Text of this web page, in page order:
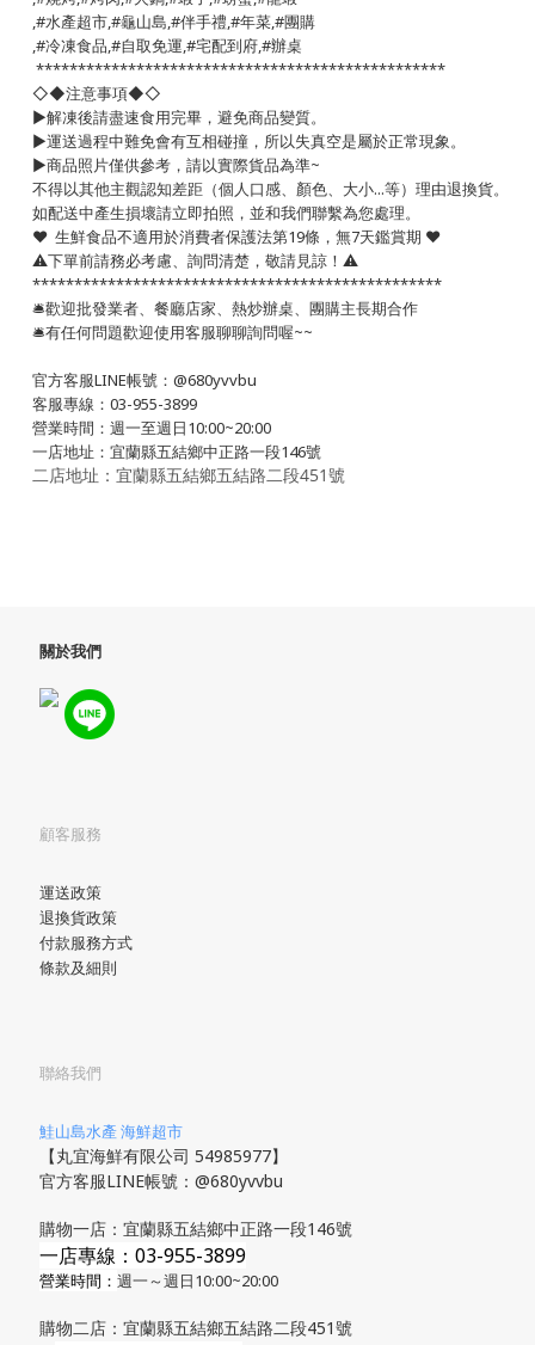
,#水產超市,#龜山島,#伴手禮,#年菜,#團購
,#冷凍食品,#自取免運,#宅配到府,#辦桌
*************************************************
◇◆注意事項◆◇
▶️解凍後請盡速食用完畢，避免商品變質。
▶️運送過程中難免會有互相碰撞，所以失真空是屬於正常現象。
▶️商品照片僅供參考，請以實際貨品為準~
不得以其他主觀認知差距（個人口感、顏色、大小...等）理由退換貨。
如配送中產生損壞請立即拍照，並和我們聯繫為您處理。
❤️ 生鮮食品不適用於消費者保護法第19條，無7天鑑賞期 ❤️
⚠️下單前請務必考慮、詢問清楚，敬請見諒！⚠️
*************************************************
🛎歡迎批發業者、餐廳店家、熱炒辦桌、團購主長期合作
🛎有任何問題歡迎使用客服聊聊詢問喔~~
官方客服LINE帳號：@680yvvbu
客服專線：03-955-3899
營業時間：週一至週日10:00~20:00
一店地址：宜蘭縣五結鄉中正路一段146號
二店地址：宜蘭縣五結鄉五結路二段451號
關於我們
顧客服務
運送政策
退換貨政策
付款服務方式
條款及細則
聯絡我們
鮭山島水產 海鮮超市
【丸宜海鮮有限公司 54985977】
官方客服LINE帳號：@680yvvbu
購物一店：宜蘭縣五結鄉中正路一段146號
一店專線：03-955-3899
營業時間： 週一～週日10:00~20:00
購物二店：宜蘭縣五結鄉五結路二段451號